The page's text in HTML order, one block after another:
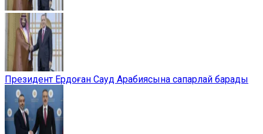
Президент Ердоған Сауд Арабиясына сапарлай барады